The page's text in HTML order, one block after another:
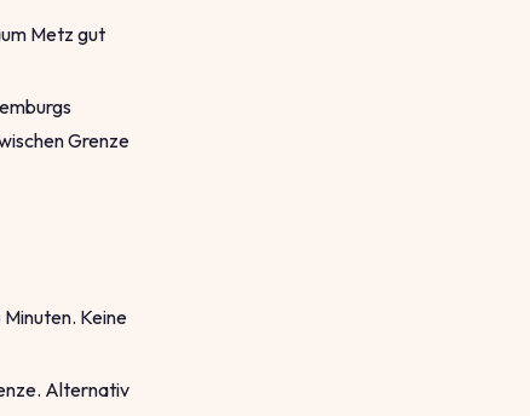
Metz gut
Grenze
Keine
Alternativ